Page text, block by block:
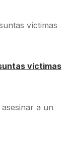
víctimas